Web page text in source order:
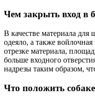
Чем закрыть вход в
В качестве материала для
одеяло, а также
отрезке материала,
больше входного
надрезы таким образом,
Что положить